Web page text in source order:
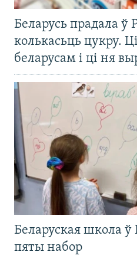
Беларусь прадала ў
колькасьць цукру.
беларусам і ці ня
Беларуская школа
пяты набор